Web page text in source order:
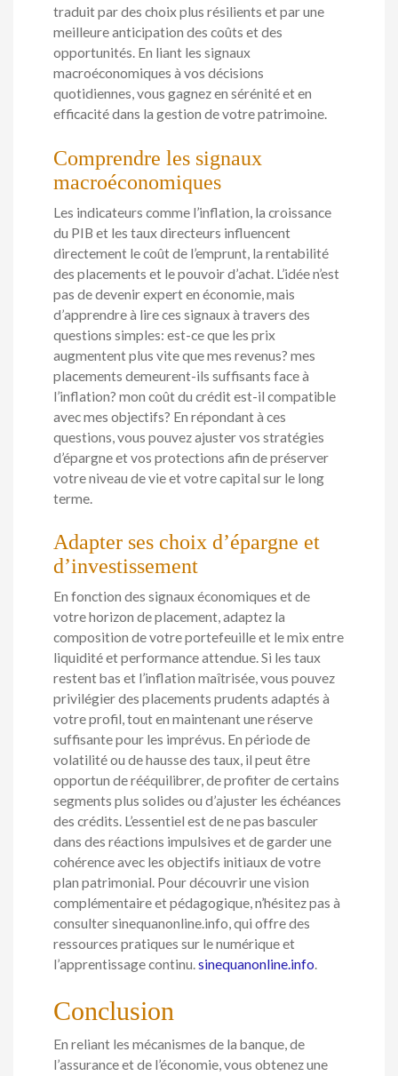
traduit par des choix plus résilients et par une
meilleure anticipation des coûts et des
opportunités. En liant les signaux
macroéconomiques à vos décisions
quotidiennes, vous gagnez en sérénité et en
efficacité dans la gestion de votre patrimoine.
Comprendre les signaux
macroéconomiques
Les indicateurs comme l’inflation, la croissance
du PIB et les taux directeurs influencent
directement le coût de l’emprunt, la rentabilité
des placements et le pouvoir d’achat. L’idée n’est
pas de devenir expert en économie, mais
d’apprendre à lire ces signaux à travers des
questions simples: est-ce que les prix
augmentent plus vite que mes revenus? mes
placements demeurent-ils suffisants face à
l’inflation? mon coût du crédit est-il compatible
avec mes objectifs? En répondant à ces
questions, vous pouvez ajuster vos stratégies
d’épargne et vos protections afin de préserver
votre niveau de vie et votre capital sur le long
terme.
Adapter ses choix d’épargne et
d’investissement
En fonction des signaux économiques et de
votre horizon de placement, adaptez la
composition de votre portefeuille et le mix entre
liquidité et performance attendue. Si les taux
restent bas et l’inflation maîtrisée, vous pouvez
privilégier des placements prudents adaptés à
votre profil, tout en maintenant une réserve
suffisante pour les imprévus. En période de
volatilité ou de hausse des taux, il peut être
opportun de rééquilibrer, de profiter de certains
segments plus solides ou d’ajuster les échéances
des crédits. L’essentiel est de ne pas basculer
dans des réactions impulsives et de garder une
cohérence avec les objectifs initiaux de votre
plan patrimonial. Pour découvrir une vision
complémentaire et pédagogique, n’hésitez pas à
consulter sinequanonline.info, qui offre des
ressources pratiques sur le numérique et
l’apprentissage continu.sinequanonline.info.
Conclusion
En reliant les mécanismes de la banque, de
l’assurance et de l’économie, vous obtenez une